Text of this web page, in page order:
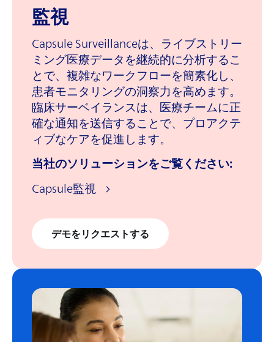
監視
Capsule Surveillanceは、ライブストリー
ミング医療データを継続的に分析するこ
とで、複雑なワークフローを簡素化し、
患者モニタリングの洞察力を高めます。
臨床サーベイランスは、医療チームに正
確な通知を送信することで、プロアクテ
ィブなケアを促進します。
当社のソリューションをご覧ください:
Capsule監視
デモをリクエストする